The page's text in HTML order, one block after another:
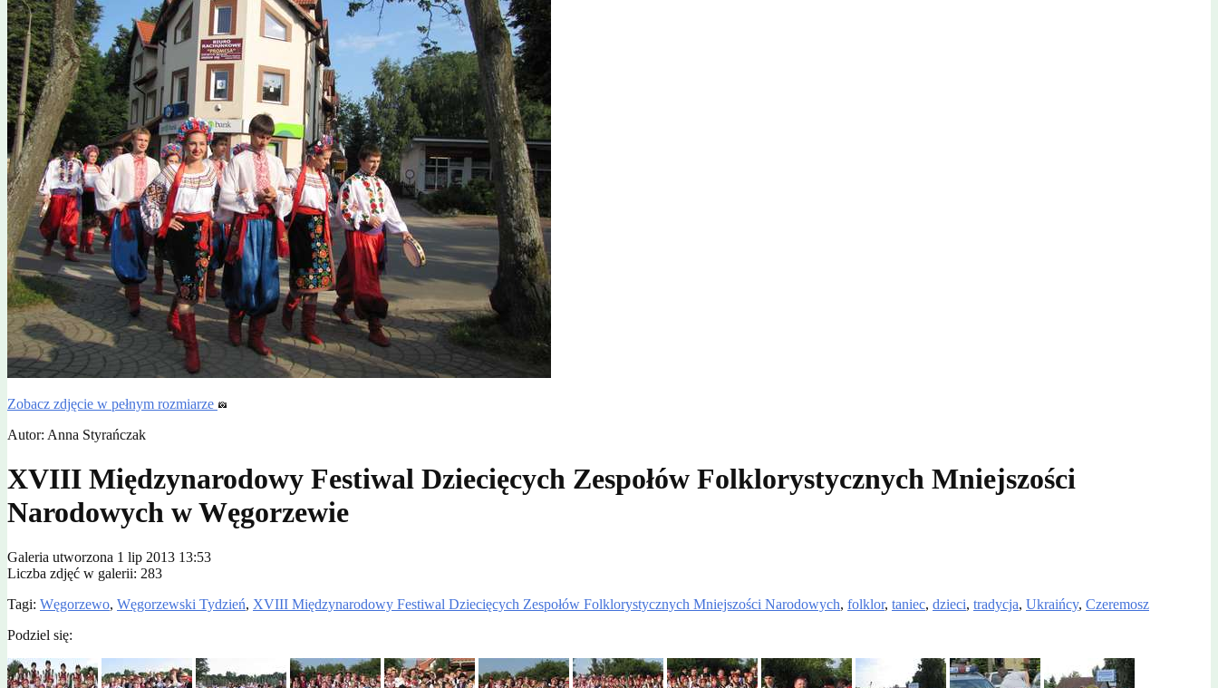
Zobacz zdjęcie w pełnym rozmiarze
Autor: Anna Styrańczak
XVIII Międzynarodowy Festiwal Dziecięcych Zespołów Folklorystycznych Mniejszości
Narodowych w Węgorzewie
Galeria utworzona 1 lip 2013 13:53
Liczba zdjęć w galerii: 283
Tagi: Węgorzewo, Węgorzewski Tydzień, XVIII Międzynarodowy Festiwal Dziecięcych Zespołów Folklorystycznych Mniejszości Narodowych, folklor, taniec, dzieci, tradycja, Ukraińcy, Czeremosz
Podziel się: